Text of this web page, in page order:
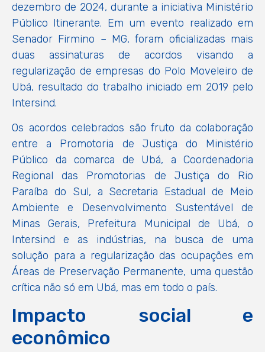
dezembro de 2024, durante a iniciativa Ministério
Público Itinerante. Em um evento realizado em
Senador Firmino – MG, foram oficializadas mais
duas assinaturas de acordos visando a
regularização de empresas do Polo Moveleiro de
Ubá, resultado do trabalho iniciado em 2019 pelo
Intersind.
Os acordos celebrados são fruto da colaboração
entre a Promotoria de Justiça do Ministério
Público da comarca de Ubá, a Coordenadoria
Regional das Promotorias de Justiça do Rio
Paraíba do Sul, a Secretaria Estadual de Meio
Ambiente e Desenvolvimento Sustentável de
Minas Gerais, Prefeitura Municipal de Ubá, o
Intersind e as indústrias, na busca de uma
solução para a regularização das ocupações em
Áreas de Preservação Permanente, uma questão
crítica não só em Ubá, mas em todo o país.
Impacto social e
econômico